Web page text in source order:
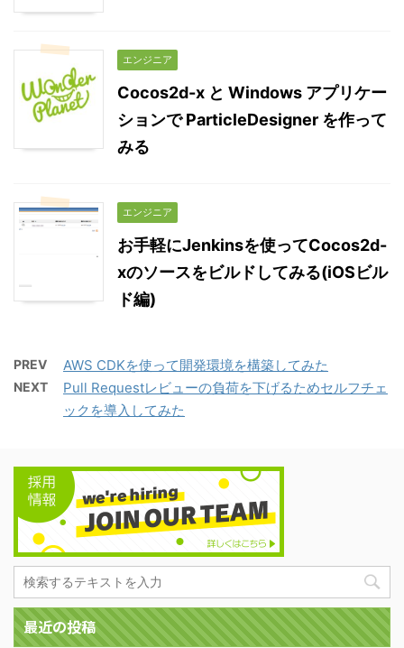
エンジニア
Cocos2d-x と Windows アプリケー
ションで ParticleDesigner を作って
みる
エンジニア
お手軽にJenkinsを使ってCocos2d-
xのソースをビルドしてみる(iOSビル
ド編)
PREV AWS CDKを使って開発環境を構築してみた
NEXT
Pull Requestレビューの負荷を下げるためセルフチェ
ックを導入してみた
最近の投稿